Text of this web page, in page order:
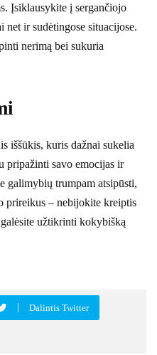
Įsiklausykite į sergančiojo
net ir sudėtingose situacijose.
nerimą bei sukuria
iššūkis, kuris dažnai sukelia
pripažinti savo emocijas ir
galimybių trumpam atsipūsti,
prireikus – nebijokite kreiptis
užtikrinti kokybišką
Dalintis Twitter